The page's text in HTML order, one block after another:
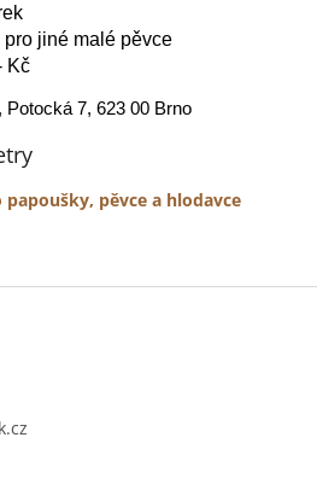
jiné malé pěvce
Kč
Potocká 7, 623 00 Brno
pěvce a hlodavce